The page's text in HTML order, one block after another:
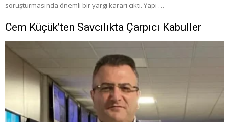
soruşturmasında önemli bir yargı kararı çıktı. Yapı …
Cem Küçük’ten Savcılıkta Çarpıcı Kabuller